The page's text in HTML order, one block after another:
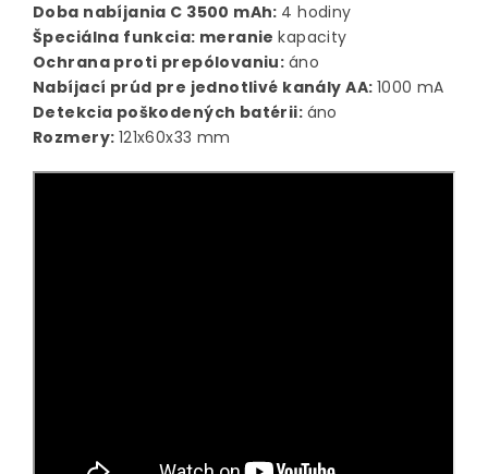
Doba nabíjania C 3500 mAh: 4 hodiny
Špeciálna funkcia: meranie kapacity
Ochrana proti prepólovaniu: áno
Nabíjací prúd pre jednotlivé kanály AA: 1000 mA
Detekcia poškodených batérii: áno
Rozmery: 121x60x33 mm